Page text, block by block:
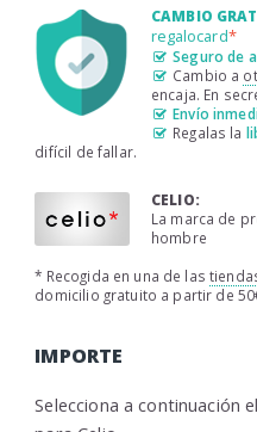
CAMBIO
regalocard*
Seguro de
Cambio a
encaja. En
Envío
Regalas la
difícil de fallar.
CELIO:
La marca de
hombre
* Recogida en una de las
domicilio gratuito a partir de
IMPORTE
Selecciona a